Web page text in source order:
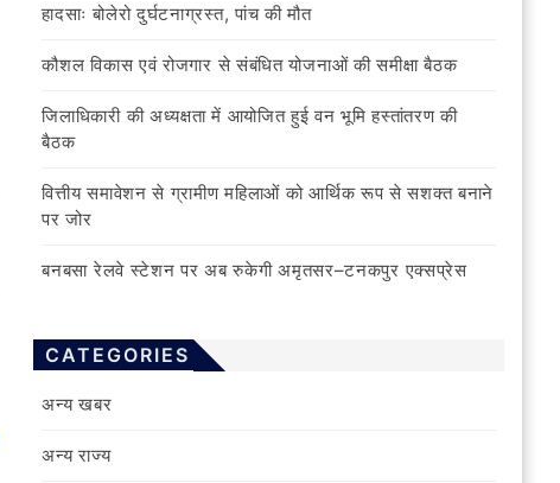
हादसाः बोलेरो दुर्घटनाग्रस्त, पांच की मौत
कौशल विकास एवं रोजगार से संबंधित योजनाओं की समीक्षा बैठक
जिलाधिकारी की अध्यक्षता में आयोजित हुई वन भूमि हस्तांतरण की
बैठक
वित्तीय समावेशन से ग्रामीण महिलाओं को आर्थिक रूप से सशक्त बनाने
पर जोर
बनबसा रेलवे स्टेशन पर अब रुकेगी अमृतसर–टनकपुर एक्सप्रेस
CATEGORIES
अन्य खबर
अन्य राज्य